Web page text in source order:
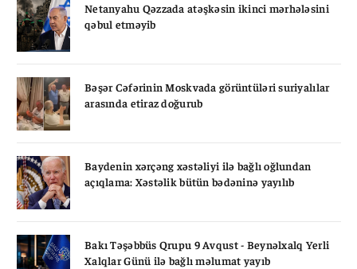
Netanyahu Qəzzada atəşkəsin ikinci mərhələsini
qəbul etməyib
Bəşər Cəfərinin Moskvada görüntüləri suriyalılar
arasında etiraz doğurub
Baydenin xərçəng xəstəliyi ilə bağlı oğlundan
açıqlama: Xəstəlik bütün bədəninə yayılıb
Bakı Təşəbbüs Qrupu 9 Avqust - Beynəlxalq Yerli
Xalqlar Günü ilə bağlı məlumat yayıb